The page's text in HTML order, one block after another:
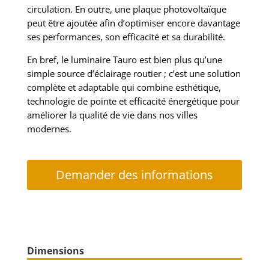
circulation. En outre, une plaque photovoltaïque
peut être ajoutée afin d’optimiser encore davantage
ses performances, son efficacité et sa durabilité.
En bref, le luminaire Tauro est bien plus qu’une
simple source d’éclairage routier ; c’est une solution
complète et adaptable qui combine esthétique,
technologie de pointe et efficacité énergétique pour
améliorer la qualité de vie dans nos villes
modernes.
Demander des informations
Dimensions